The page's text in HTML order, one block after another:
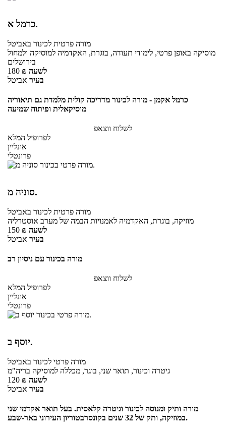
כרמל א.
מורה פרטית לכינור באביטל
מוסיקה באופן פרטי, לימודי תעודה, בוגרת, האקדמיה למוסיקה ולמחול
בירושלים
180 ₪ לשעה
בעיר אביטל
כרמל אקמן - מורה לכינור מדריכה קולית מלמדת גם תיאוריה
מוסיקאלית ופיתוח שמיעה
לשלוח ווצאפ
לפרופיל המלא
אונליין
פרונטלי
סוניה מ.
מורה פרטית לכינור באביטל
מוזיקה, בוגרת, האקדמיה לאמנויות הבמה של מערב אוסטרליה
150 ₪ לשעה
בעיר אביטל
מורה בכינור עם ניסיון רב
לשלוח ווצאפ
לפרופיל המלא
אונליין
פרונטלי
יוסף ב.
מורה פרטי לכינור באביטל
גיטרה וכינור, תואר שני, בוגר, מכללה למוסיקה בריה"מ
120 ₪ לשעה
בעיר אביטל
מורה ותיק ומנוסה לכינור וגיטרה קלאסית. בעל תואר אקדמי שני
במוזיקה, ותק של 32 שנים בקונסרבטוריון העירוני באר-שבע.